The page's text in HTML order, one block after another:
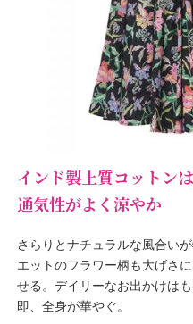
インド製上質コットンは
通気性がよく涼やか
さらりとナチュラルな風合い
エットのフラワー柄も大げさ
せる。デイリーなお出かけは
即、全身が華やぐ。